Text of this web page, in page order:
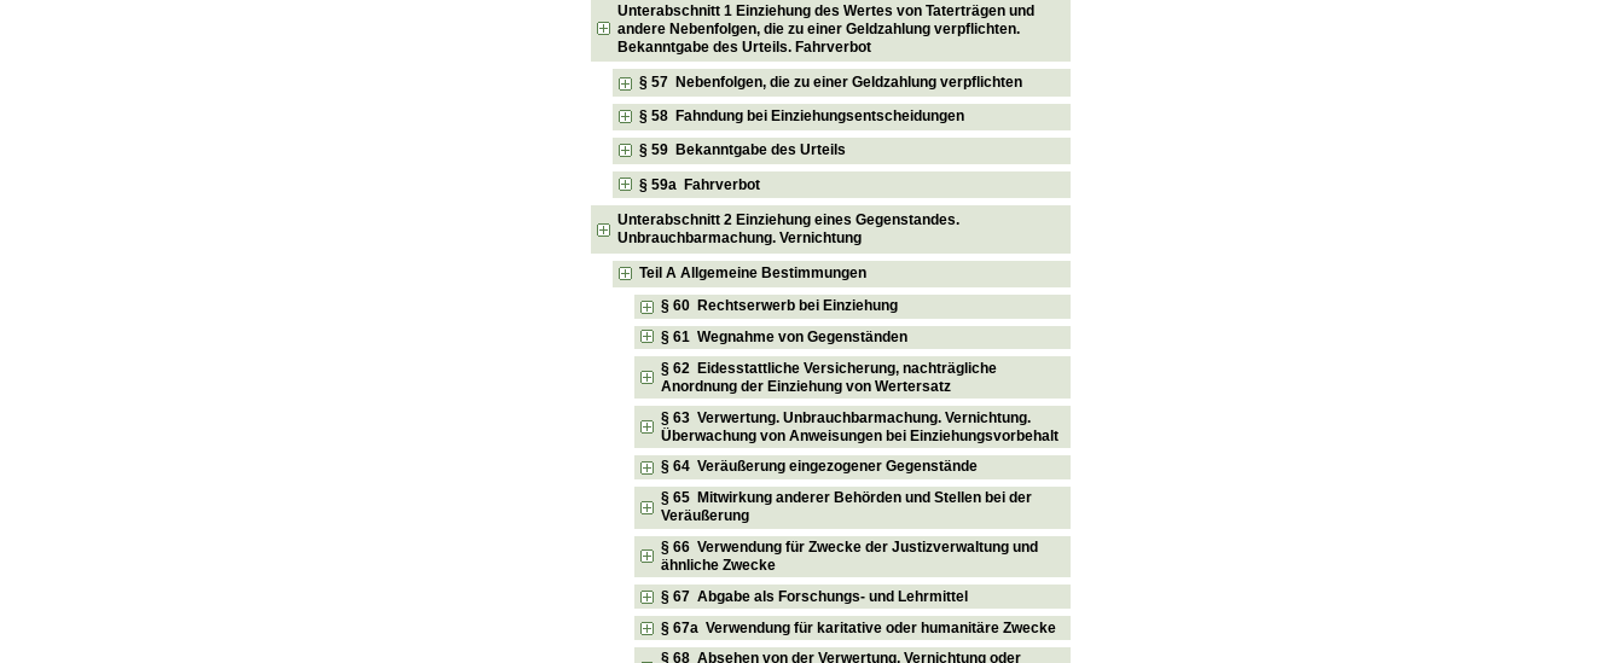
Unterabschnitt 1 Einziehung des Wertes von Taterträgen und
andere Nebenfolgen, die zu einer Geldzahlung verpflichten.
Bekanntgabe des Urteils. Fahrverbot
§ 57 Nebenfolgen, die zu einer Geldzahlung verpflichten
§ 58 Fahndung bei Einziehungsentscheidungen
§ 59 Bekanntgabe des Urteils
§ 59a Fahrverbot
Unterabschnitt 2 Einziehung eines Gegenstandes.
Unbrauchbarmachung. Vernichtung
Teil A Allgemeine Bestimmungen
§ 60 Rechtserwerb bei Einziehung
§ 61 Wegnahme von Gegenständen
§ 62 Eidesstattliche Versicherung, nachträgliche
Anordnung der Einziehung von Wertersatz
§ 63 Verwertung. Unbrauchbarmachung. Vernichtung.
Überwachung von Anweisungen bei Einziehungsvorbehalt
§ 64 Veräußerung eingezogener Gegenstände
§ 65 Mitwirkung anderer Behörden und Stellen bei der
Veräußerung
§ 66 Verwendung für Zwecke der Justizverwaltung und
ähnliche Zwecke
§ 67 Abgabe als Forschungs- und Lehrmittel
§ 67a Verwendung für karitative oder humanitäre Zwecke
§ 68 Absehen von der Verwertung, Vernichtung oder